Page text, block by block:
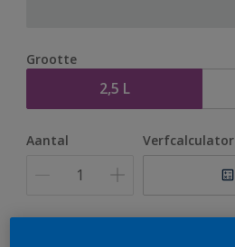
Grootte
2,5 L
Aantal Verfcalculator